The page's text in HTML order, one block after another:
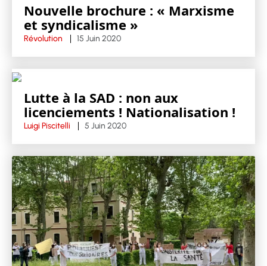
Nouvelle brochure : « Marxisme
et syndicalisme »
Révolution 15 Juin 2020
Lutte à la SAD : non aux
licenciements ! Nationalisation !
Luigi Piscitelli 5 Juin 2020